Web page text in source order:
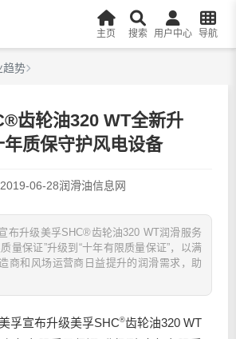
主页 搜索 用户中心 导航
趋势
齿轮油320 WT全新升
年质保守护风电设备
2019-06-28润滑油信息网
布升级美孚SHC®齿轮油320 WT润滑服务
量保证”升级到“十年有限质量保证”，以满
商和风场运营商日益提升的润滑需求，助
宣布升级美孚SHC®齿轮油320 WT